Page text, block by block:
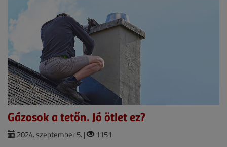
Gázosok a tetőn. Jó ötlet ez?
2024. szeptember 5. |
1151